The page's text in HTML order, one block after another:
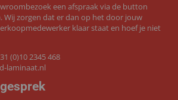
een afspraak via de button
Wij zorgen dat er dan op het door jouw
klaar staat en hoef je niet
(0)10 2345 468
laminaat.nl